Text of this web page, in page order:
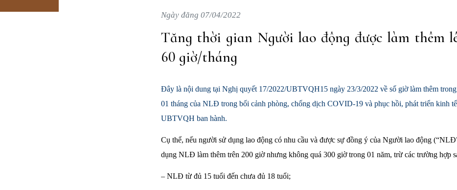
Ngày đăng 07/04/2022
Tăng thời gian Người lao động được làm thêm
60 giờ/tháng
Đây là nội dung tại Nghị quyết 17/2022/UBTVQH15 ngày 23/3/2022 về số giờ làm thêm
01 tháng của NLĐ trong bối cảnh phòng, chống dịch COVID-19 và phục hồi, phát triển kinh
UBTVQH ban hành.
Cụ thể, nếu người sử dụng lao động có nhu cầu và được sự đồng ý của Người lao động
dụng NLĐ làm thêm trên 200 giờ nhưng không quá 300 giờ trong 01 năm, trừ các trường hợp
– NLĐ từ đủ 15 tuổi đến chưa đủ 18 tuổi;